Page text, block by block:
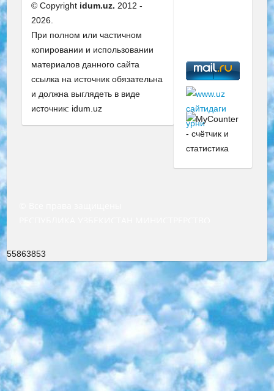
© Copyright idum.uz. 2012 -
2026.
При полном или частичном
копировании и использовании
материалов данного сайта
ссылка на источник обязательна
и должна выглядеть в виде
источник: idum.uz
55863853